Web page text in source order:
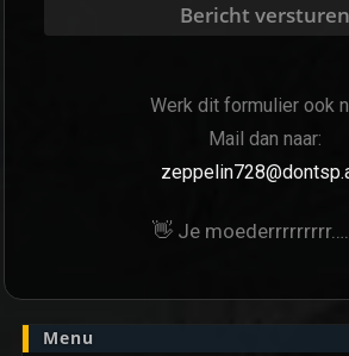
Bericht versturen
Werk dit formulier ook
Mail dan naar:
👋 Je moederrrrrrrrr….
Menu